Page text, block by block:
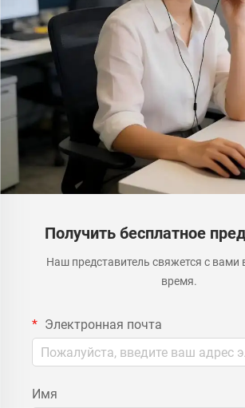
Получить бесплатное
Наш представитель свяжется с
время.
Электронная почта
Имя